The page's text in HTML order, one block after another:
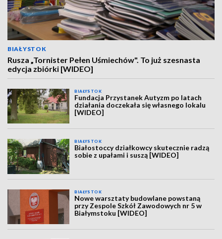
BIAŁYSTOK
Rusza „Tornister Pełen Uśmiechów". To już szesnasta
edycja zbiórki [WIDEO]
BIAŁYSTOK
Fundacja Przystanek Autyzm po latach
działania doczekała się własnego lokalu
[WIDEO]
BIAŁYSTOK
Białostoccy działkowcy skutecznie radzą
sobie z upałami i suszą [WIDEO]
BIAŁYSTOK
Nowe warsztaty budowlane powstaną
przy Zespole Szkół Zawodowych nr 5 w
Białymstoku [WIDEO]